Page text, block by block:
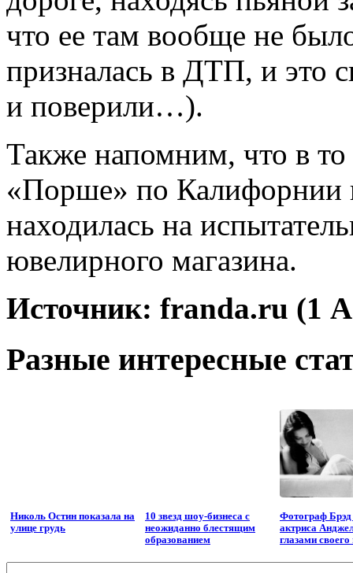
что ее там вообще не
призналась в ДТП, и это
и поверили…).
Также напомним, что в
«Порше» по Калифорнии
находилась на
ювелирного магазина.
Источник: franda.ru (1
Разные интересные
Николь Остин показала на
улице грудь
10 звезд шоу-бизнеса с
неожиданно блестящим
образованием
Фотограф
актриса
глазами